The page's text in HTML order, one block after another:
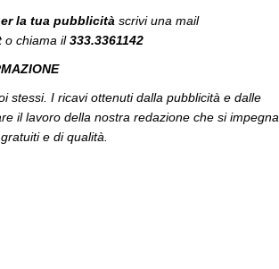
la tua pubblicità scrivi una mail
o chiama il333.3361142
stessi. I ricavi ottenuti dalla pubblicità e dalle
il lavoro della nostra redazione che si impegna,
e di qualità.